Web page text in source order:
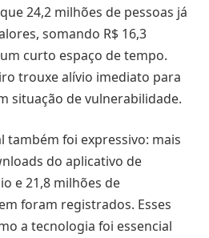
24,2 milhões de pessoas já
somando R$ 16,3
curto espaço de tempo.
trouxe alívio imediato para
situação de vulnerabilidade.
também foi expressivo: mais
do aplicativo de
e 21,8 milhões de
foram registrados. Esses
a tecnologia foi essencial